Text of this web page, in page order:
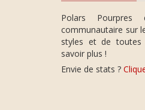
Polars
communautaire sur
styles et de
savoir plus !
Envie de stats ?